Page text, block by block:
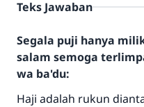
Teks Jawaban
Segala puji hanya
salam semoga
wa ba'du:
Haji adalah rukun